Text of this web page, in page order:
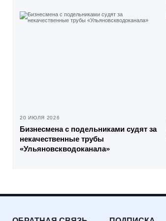
20 ИЮЛЯ 2026
Бизнесмена с подельниками судят за
некачественные трубы
«Ульяновскводоканала»